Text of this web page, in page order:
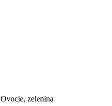
Ovocie, zelenina